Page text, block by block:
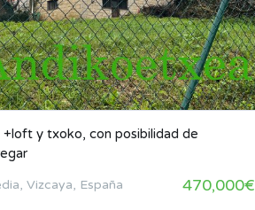
+loft y txoko, con posibilidad de
Vizcaya, España 470,000€